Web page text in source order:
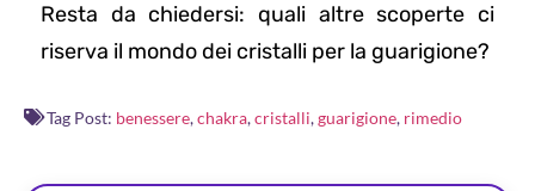
Resta da chiedersi: quali altre scoperte ci
riserva il mondo dei cristalli per la guarigione?
Tag Post: benessere,chakra,cristalli,guarigione, rimedio